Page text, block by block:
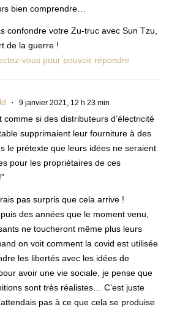
bien comprendre…
confondre votre Zu-truc avec Sun Tzu,
de la guerre !
vous pour pouvoir répondre
9 janvier 2021, 12 h 23 min
comme si des distributeurs d’électricité
supprimaient leur fourniture à des
le prétexte que leurs idées ne seraient
pour les propriétaires de ces
pas surpris que cela arrive !
des années que le moment venu,
ne toucheront même plus leurs
on voit comment la covid est utilisée
les libertés avec les idées de
avoir une vie sociale, je pense que
sont très réalistes… C’est juste
pas à ce que cela se produise